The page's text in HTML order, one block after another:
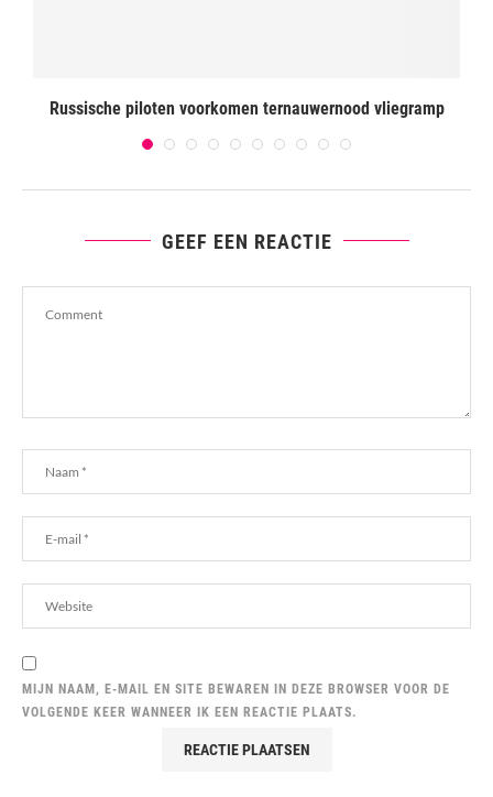
Russische piloten voorkomen ternauwernood vliegramp
GEEF EEN REACTIE
MIJN NAAM, E-MAIL EN SITE BEWAREN IN DEZE BROWSER VOOR DE
VOLGENDE KEER WANNEER IK EEN REACTIE PLAATS.